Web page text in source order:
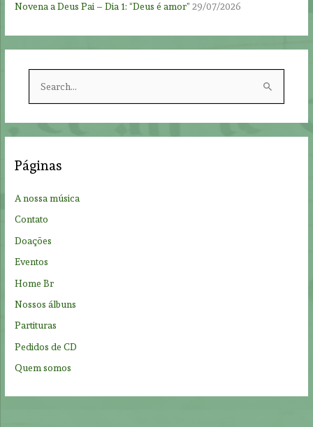
Novena a Deus Pai – Dia 1: “Deus é amor” 29/07/2026
r
h
:
Páginas
A nossa música
Contato
Doações
Eventos
Home Br
Nossos álbuns
Partituras
Pedidos de CD
Quem somos